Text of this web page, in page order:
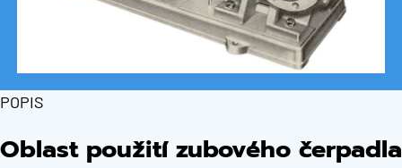
POPIS
Oblast použití zubového čerpadla